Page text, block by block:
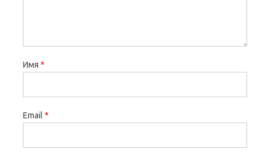
Имя *
Email *